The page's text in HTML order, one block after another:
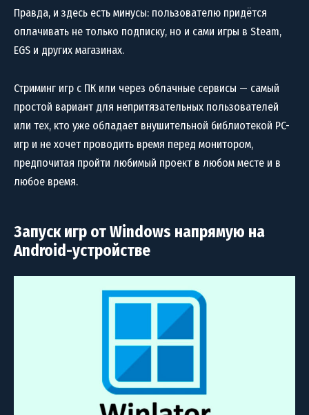
Правда, и здесь есть минусы: пользователю придётся
оплачивать не только подписку, но и сами игры в Steam,
EGS и других магазинах.
Стриминг игр с ПК или через облачные сервисы — самый
простой вариант для непритязательных пользователей
или тех, кто уже обладает внушительной библиотекой PC-
игр и не хочет проводить время перед монитором,
предпочитая пройти любимый проект в любом месте и в
любое время.
Запуск игр от Windows напрямую на
Android-устройстве